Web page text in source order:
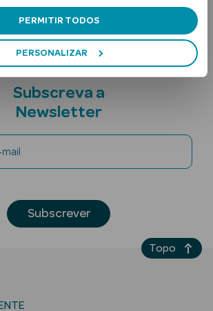
PERMITIR TODOS
PERSONALIZAR
Subscreva a
Newsletter
Subscrever
Topo